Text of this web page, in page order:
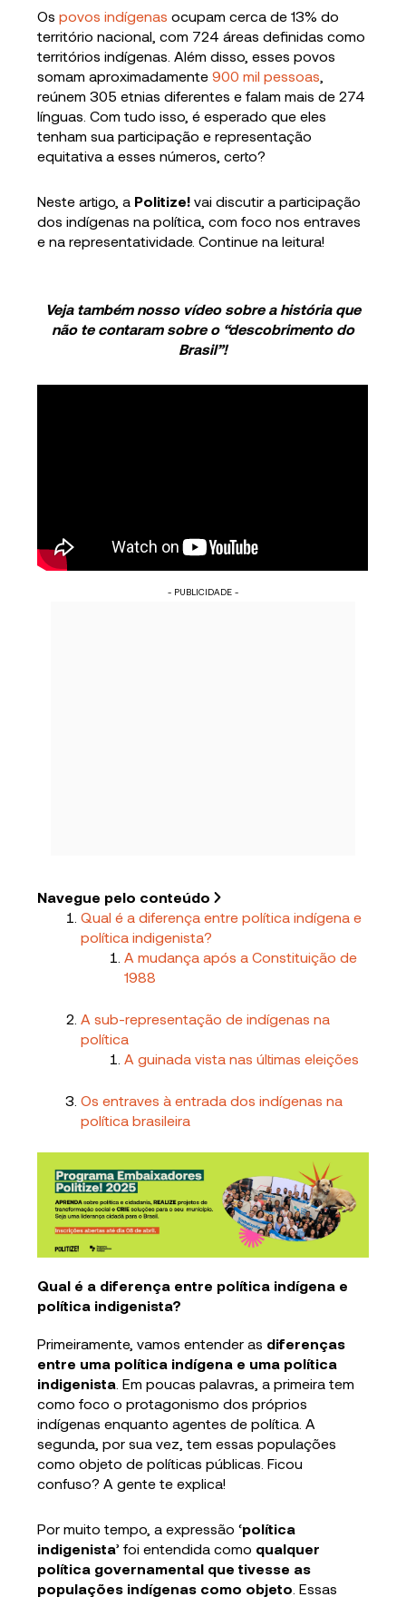
Ospovos indígenas ocupam cerca de 13% do
território nacional, com 724 áreas definidas como
territórios indígenas. Além disso, esses povos
somam aproximadamente900 mil pessoas
reúnem 305 etnias diferentes e falam mais de 274
línguas. Com tudo isso, é esperado que eles
tenham sua participação e representação
equitativa a esses números, certo?
Neste artigo, a Politize!vai discutir a participação
dos indígenas na política, com foco nos entraves
e na representatividade. Continue na leitura!
Veja também nosso vídeo sobre a história que
não te contaram sobre o “descobrimento do
Brasil”!
- PUBLICIDADE -
Navegue pelo conteúdo
Qual é a diferença entre política indígena e
política indigenista?
A mudança após a Constituição de
1988
A sub-representação de indígenas na
política
A guinada vista nas últimas eleições
Os entraves à entrada dos indígenas na
política brasileira
Qual é a diferença entre política indígena e
política indigenista?
Primeiramente, vamos entender as diferenças
entre uma política indígena e uma política
indigenista . Em poucas palavras, a primeira tem
como foco o protagonismo dos próprios
indígenas enquanto agentes de política. A
segunda, por sua vez, tem essas populações
como objeto de políticas públicas. Ficou
confuso? A gente te explica!
Por muito tempo, a expressão ‘política
indigenista’ foi entendida como qualquer
política governamental que tivesse as
populações indígenas como objeto . Essas